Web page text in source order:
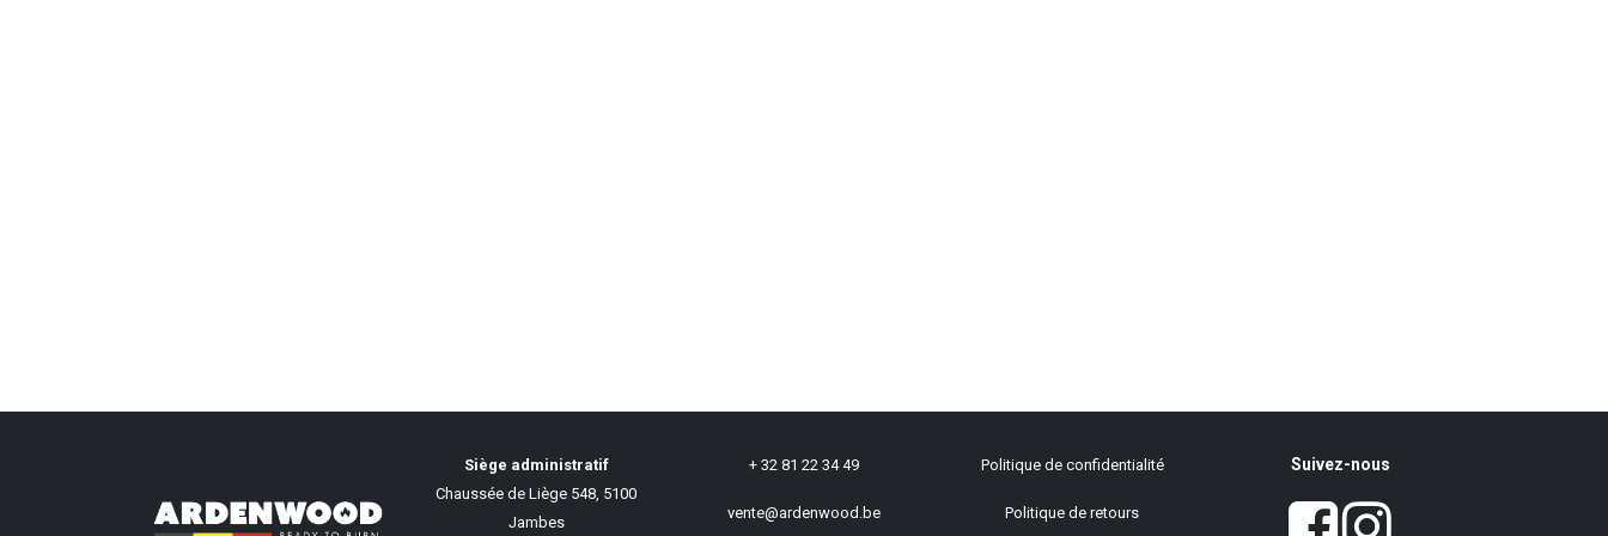
Siège administratif
Chaussée de Liège 548, 5100
Jambes
+ 32 81 22 34 49
vente@ardenwood.be
Politique de confidentialité
Politique de retours
Suivez-nous